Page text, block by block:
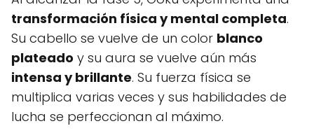
transformación física y mental completa.
Su cabello se vuelve de un color blanco
plateado y su aura se vuelve aún más
intensa y brillante. Su fuerza física se
multiplica varias veces y sus habilidades de
lucha se perfeccionan al máximo.